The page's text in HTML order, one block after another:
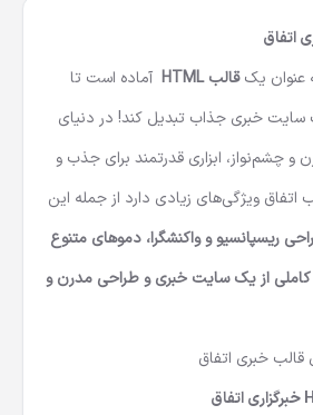
عنوان یکقالب HTML
آماده است تا
خبری جذاب تبدیل کند! در دنیای
و چشم‌نواز، ابزاری قدرتمند برای جذب و
ویژگی‌های زیادی دارد از جمله این
ریسپانسیو و واکنشگرا، دموهای متنوع
کاملی از یک سایت خبری و طراحی مدرن و